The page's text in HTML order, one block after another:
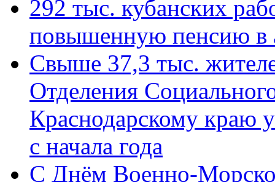
292 тыс. кубанских
повышенную пенсию в
Свыше 37,3 тыс.
Отделения
Краснодарскому краю
с начала года
C Днём Военно-